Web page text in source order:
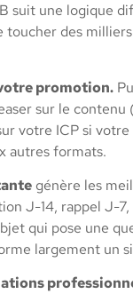
suit une logique
toucher des
promotion.
sur le
votre ICP si
autres formats.
génère les
J-14, rappel J-
qui pose une
largement un